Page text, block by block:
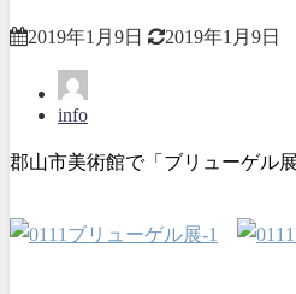
2019年1月9日 2019年1月9日
info
郡山市美術館で「ブリューゲル